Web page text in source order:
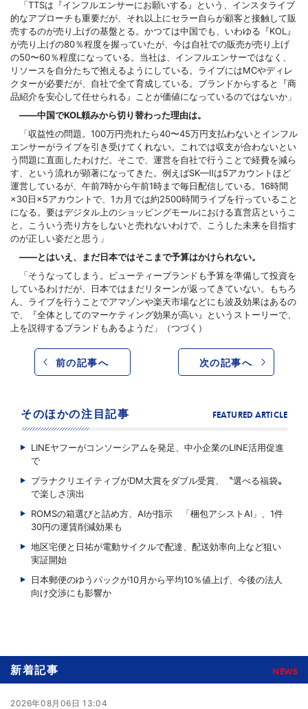
「TTSは『インフルエンサーにお願いする』という、インスタライブ
的なアプローチも重要だが、それ以上にセラー自らが顧客と接触して販
売するのが売り上げの基盤とる。かつては中国でも、いわゆる『KOL』
が売り上げの80％程度を握っていたが、今は自社での販売が売り上げ
の50〜60％程度になっている。当社は、インフルエンサーではなく、
リソースを自分たちで抱えるようにしている。ライブにはMCやディレ
クターが必要だが、自社で全て育成している。ブランドからすると『商
品紹介を安心して任せられる』ことが価値になっているのではないか」
——中国でKOL頼みから切り替わった理由は。
「収益性の問題。100万円売れたら40〜45万円支払わないとインフル
エンサーがライブを引き受けてくれない。これでは収支が合わないとい
う問題に直面したわけだ。そこで、運営を自社で行うことで経費を減ら
す、という流れが顕著になってきた。例えばSK—Ⅱは5アカウントほど
運営しているが、午前7時から午前1時まで毎日配信している。16時間
×30日×5アカウントで、1カ月では約2500時間ライブを行っていること
になる。要はデジタル上のショッピングモールにおける直営店というこ
と。こういう売り方をしないと売れないわけで、こうした未来を目指す
のが正しい姿だと思う」
——とはいえ、まだ日本ではそこまで予算はかけられない。
「そうなってしまう。ビューティーブランドも予算を準備して投資を
しているわけだが、日本ではまだリターンが返ってきていない。もちろ
ん、ライブを行うことでアマゾンや楽天市場などにも波及効果はあるの
で、『全体としてのマーケティング効果が高い』というストーリーで、
上を説得するブランドもあるようだ」（つづく）
前の記事へ 次の記事へ
そのほかの注目記事 FEATURED ARTICLE
LINEヤフーがコンソーシアムを発足、中小企業のLINE活用促進
で
プラナクリエイティブがDM大賞をダブル受賞、〝選べる福袋〟
で楽しさ演出
ROMSの箱選びと詰め方、AIが指示 「梱包アシストAI」、1件
30円の運賃削減効果も
地区宅便と日祐が電動サイクルで配達、配送効率向上など狙い
実証開始
日本郵便のゆうパックが10月から平均10％値上げ、今後の法人
向け交渉にも影響か
新着記事 NEWS
2026年08月06日 13:04